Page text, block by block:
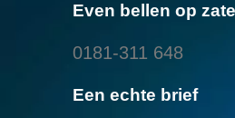
Even bellen op
0181-311 648
Een echte brief